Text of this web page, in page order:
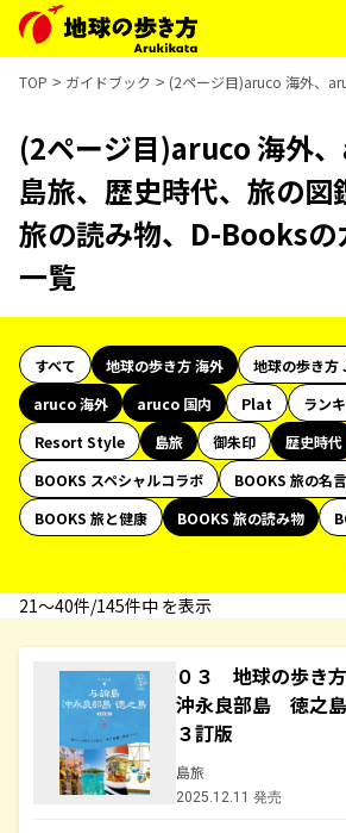
TOP ガイドブック (2ページ目)aruco 海外、
(2ページ目)aruco 海外、
島旅、歴史時代、旅の図
旅の読み物、D-Booksの
一覧
すべて 地球の歩き方 海外
地球の歩き方
aruco 海外
aruco 国内 Plat
ラン
Resort Style
島旅 御朱印 歴史時代
BOOKS スペシャルコラボ
BOOKS 旅の名
BOOKS 旅と健康
BOOKS 旅の読み物
21〜40件/145件中 を表示
０３ 地球の歩
沖永良部島 徳之
３訂版
島旅
2025.12.11 発売